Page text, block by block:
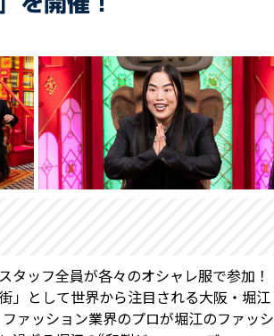
ッフ全員が各々のオシャレ服で参加！
」として世界から注目される大阪・堀江
ァッション業界のプロが堀江のファッシ